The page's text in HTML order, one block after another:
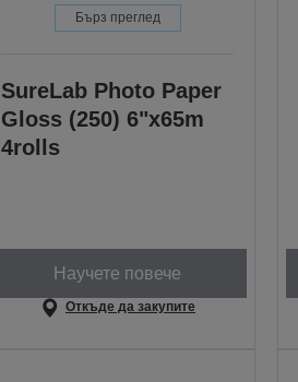
Бърз преглед
SureLab Photo Paper
Gloss (250) 6"x65m
4rolls
Научете повече
Откъде да закупите